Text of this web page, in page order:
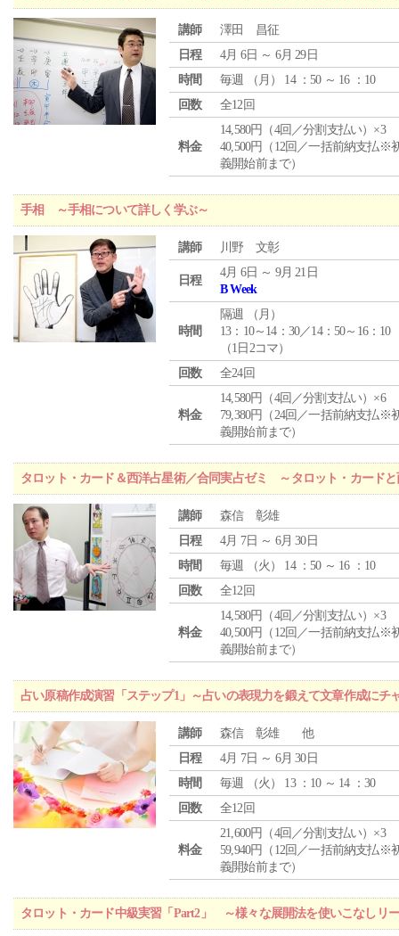
講師
澤田 昌征
日程
4月 6日 ～ 6月 29日
時間
毎週 （ 月 ） 14 ：50 ～ 16 ：10
回数
全12回
料金
14,580円（4回／分割支払い）×3
40,500円（12回／一括前納支払※
義開始前まで）
手相 ～手相について詳しく学ぶ～
講師 川野 文彰
日程
4月 6日 ～ 9月 21日
B Week
時間
隔週 （ 月 ）
13：10～14：30／14：50～16：10
（1日2コマ）
回数
全24回
料金
14,580円（4回／分割支払い）×6
79,380円（24回／一括前納支払※
義開始前まで）
タロット・カード＆西洋占星術／合同実占ゼミ ～タロット・カード
講師
森信 彰雄
日程
4月 7日 ～ 6月 30日
時間
毎週 （火 ） 14 ：50 ～ 16 ：10
回数
全12回
料金
14,580円（4回／分割支払い）×3
40,500円（12回／一括前納支払※
義開始前まで）
占い原稿作成演習「ステップ1」～占いの表現力を鍛えて文章作成にチ
講師
森信 彰雄 他
日程
4月 7日 ～ 6月 30日
時間
毎週 （火 ） 13 ：10 ～ 14 ：30
回数
全12回
料金
21,600円（4回／分割支払い）×3
59,940円（12回／一括前納支払※
義開始前まで）
タロット・カード中級実習「Part2」 ～様々な展開法を使いこなしリ